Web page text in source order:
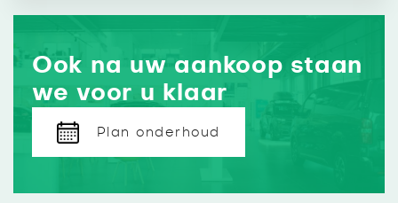
Ook na uw aankoop staan
we voor u klaar
Plan onderhoud